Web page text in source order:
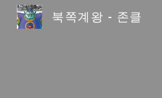
북쪽계왕 - 존클